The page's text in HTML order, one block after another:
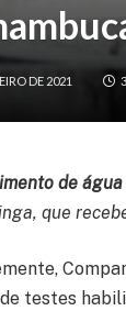
DE 2021
de
que
testes